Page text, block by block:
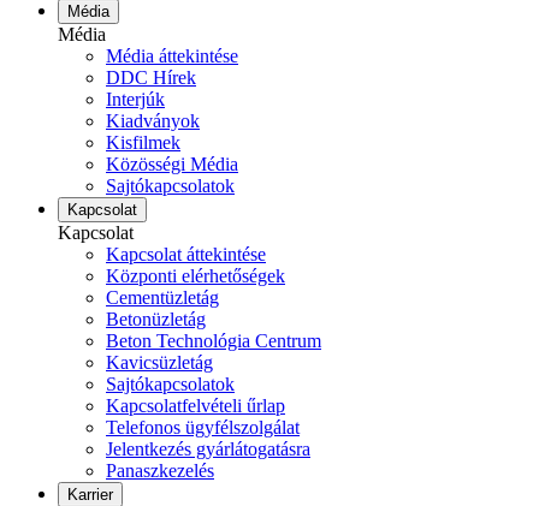
Média
Média
Média áttekintése
DDC Hírek
Interjúk
Kiadványok
Kisfilmek
Közösségi Média
Sajtókapcsolatok
Kapcsolat
Kapcsolat
Kapcsolat áttekintése
Központi elérhetőségek
Cementüzletág
Betonüzletág
Beton Technológia Centrum
Kavicsüzletág
Sajtókapcsolatok
Kapcsolatfelvételi űrlap
Telefonos ügyfélszolgálat
Jelentkezés gyárlátogatásra
Panaszkezelés
Karrier